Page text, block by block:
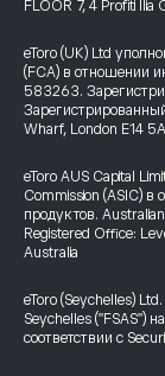
FLOOR 7, 4 Profiti
eToro (UK) Ltd
(FCA) в отношении
583263.
Wharf, London E14
eToro AUS Capital
Commission (ASIC)
продуктов.
Registered Office:
Australia
eToro (Seychelles)
Seychelles ("FSAS")
соответствии с